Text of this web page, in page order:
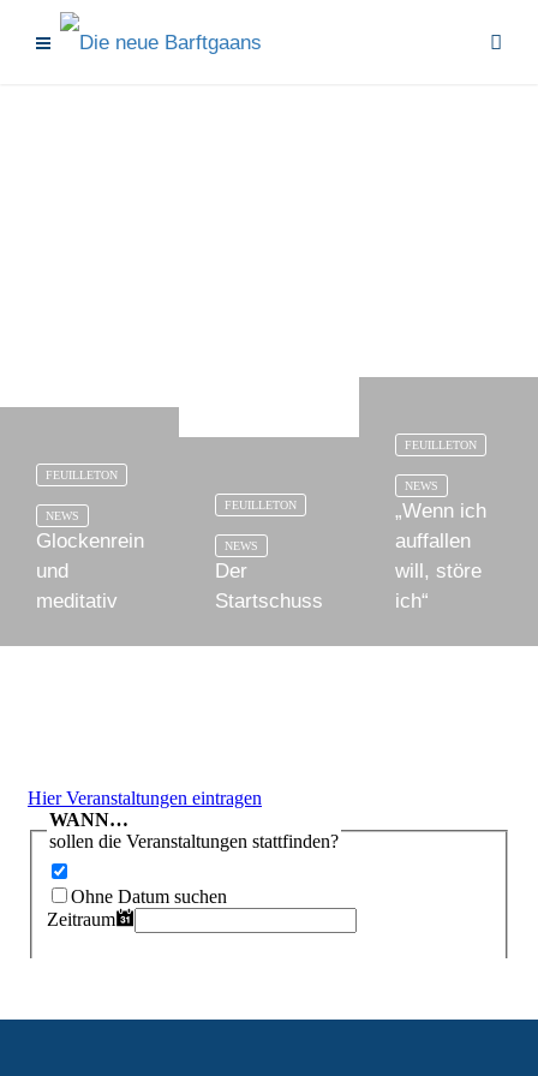
FEUILLETON
NEWS
Glockenrein
und
meditativ
FEUILLETON
NEWS
Der
Startschuss
FEUILLETON
NEWS
„Wenn ich
auffallen
will, störe
ich“